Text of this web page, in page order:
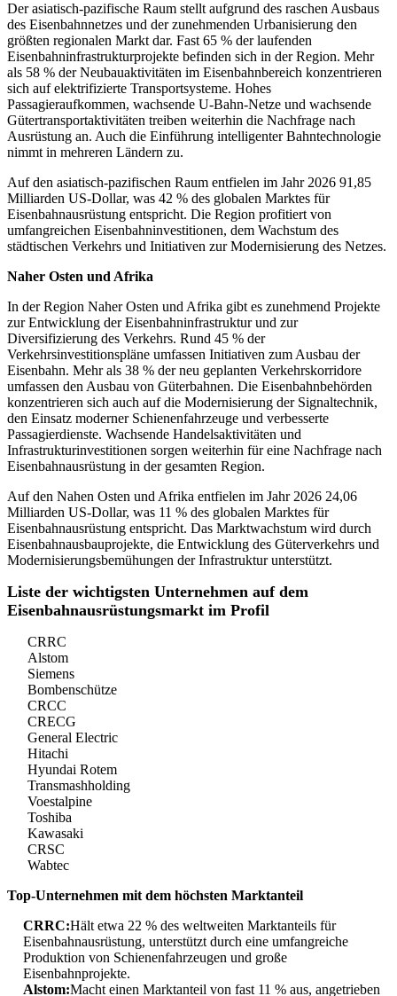
Der asiatisch-pazifische Raum stellt aufgrund des raschen Ausbaus
des Eisenbahnnetzes und der zunehmenden Urbanisierung den
größten regionalen Markt dar. Fast 65 % der laufenden
Eisenbahninfrastrukturprojekte befinden sich in der Region. Mehr
als 58 % der Neubauaktivitäten im Eisenbahnbereich konzentrieren
sich auf elektrifizierte Transportsysteme. Hohes
Passagieraufkommen, wachsende U-Bahn-Netze und wachsende
Gütertransportaktivitäten treiben weiterhin die Nachfrage nach
Ausrüstung an. Auch die Einführung intelligenter Bahntechnologie
nimmt in mehreren Ländern zu.
Auf den asiatisch-pazifischen Raum entfielen im Jahr 2026 91,85
Milliarden US-Dollar, was 42 % des globalen Marktes für
Eisenbahnausrüstung entspricht. Die Region profitiert von
umfangreichen Eisenbahninvestitionen, dem Wachstum des
städtischen Verkehrs und Initiativen zur Modernisierung des Netzes.
Naher Osten und Afrika
In der Region Naher Osten und Afrika gibt es zunehmend Projekte
zur Entwicklung der Eisenbahninfrastruktur und zur
Diversifizierung des Verkehrs. Rund 45 % der
Verkehrsinvestitionspläne umfassen Initiativen zum Ausbau der
Eisenbahn. Mehr als 38 % der neu geplanten Verkehrskorridore
umfassen den Ausbau von Güterbahnen. Die Eisenbahnbehörden
konzentrieren sich auch auf die Modernisierung der Signaltechnik,
den Einsatz moderner Schienenfahrzeuge und verbesserte
Passagierdienste. Wachsende Handelsaktivitäten und
Infrastrukturinvestitionen sorgen weiterhin für eine Nachfrage nach
Eisenbahnausrüstung in der gesamten Region.
Auf den Nahen Osten und Afrika entfielen im Jahr 2026 24,06
Milliarden US-Dollar, was 11 % des globalen Marktes für
Eisenbahnausrüstung entspricht. Das Marktwachstum wird durch
Eisenbahnausbauprojekte, die Entwicklung des Güterverkehrs und
Modernisierungsbemühungen der Infrastruktur unterstützt.
Liste der wichtigsten Unternehmen auf dem
Eisenbahnausrüstungsmarkt im Profil
CRRC
Alstom
Siemens
Bombenschütze
CRCC
CRECG
General Electric
Hitachi
Hyundai Rotem
Transmashholding
Voestalpine
Toshiba
Kawasaki
CRSC
Wabtec
Top-Unternehmen mit dem höchsten Marktanteil
CRRC:Hält etwa 22 % des weltweiten Marktanteils für
Eisenbahnausrüstung, unterstützt durch eine umfangreiche
Produktion von Schienenfahrzeugen und große
Eisenbahnprojekte.
Alstom:Macht einen Marktanteil von fast 11 % aus, angetrieben